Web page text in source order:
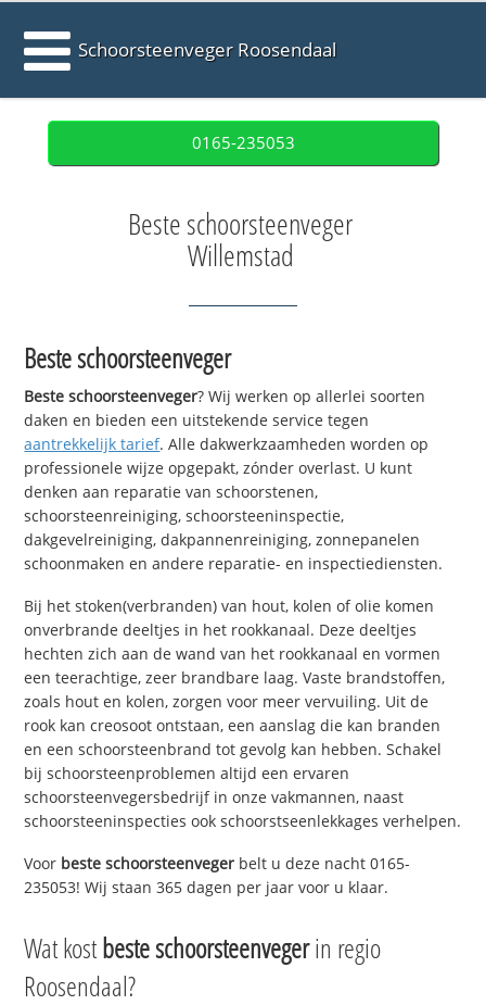
Schoorsteenveger Roosendaal
0165-235053
Beste schoorsteenveger
Willemstad
Beste schoorsteenveger
Beste schoorsteenveger? Wij werken op allerlei soorten
daken en bieden een uitstekende service tegen
aantrekkelijk tarief. Alle dakwerkzaamheden worden op
professionele wijze opgepakt, zónder overlast. U kunt
denken aan reparatie van schoorstenen,
schoorsteenreiniging, schoorsteeninspectie,
dakgevelreiniging, dakpannenreiniging, zonnepanelen
schoonmaken en andere reparatie- en inspectiediensten.
Bij het stoken(verbranden) van hout, kolen of olie komen
onverbrande deeltjes in het rookkanaal. Deze deeltjes
hechten zich aan de wand van het rookkanaal en vormen
een teerachtige, zeer brandbare laag. Vaste brandstoffen,
zoals hout en kolen, zorgen voor meer vervuiling. Uit de
rook kan creosoot ontstaan, een aanslag die kan branden
en een schoorsteenbrand tot gevolg kan hebben. Schakel
bij schoorsteenproblemen altijd een ervaren
schoorsteenvegersbedrijf in onze vakmannen, naast
schoorsteeninspecties ook schoorstseenlekkages verhelpen.
Voor beste schoorsteenveger belt u deze nacht 0165-
235053! Wij staan 365 dagen per jaar voor u klaar.
Wat kostbeste schoorsteenvegerin regio
Roosendaal?